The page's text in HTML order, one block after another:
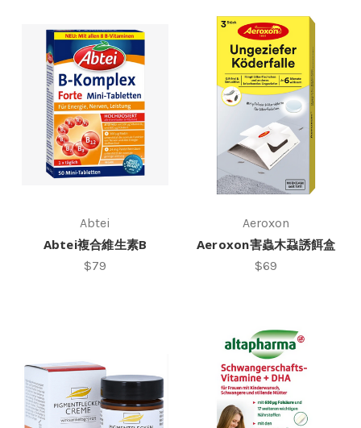
Abtei
Abtei複合維生素B
$79
Aeroxon
Aeroxon害蟲木蝨誘餌盒
$69